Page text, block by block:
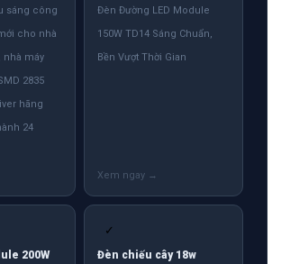
sáng công
cho nhà
nhà máy
2835
hãng
24
Đèn Đường LED Module
150W TD14 Sáng Chuẩn,
Bền Vượt Thời Gian
200W
✓
Đèn chiếu cây 18w